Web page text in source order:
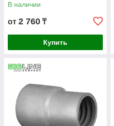
В наличии
от 2 760 ₸
Купить